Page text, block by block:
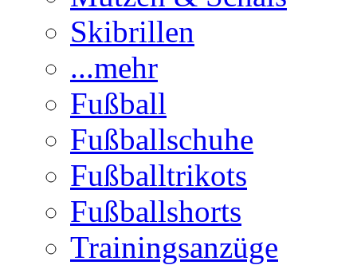
Skibrillen
...mehr
Fußball
Fußballschuhe
Fußballtrikots
Fußballshorts
Trainingsanzüge